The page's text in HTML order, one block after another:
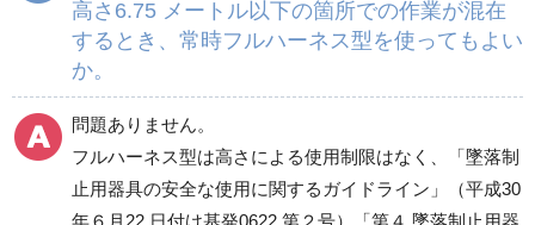
高さ6.75 メートル以下の箇所での作業が混在
するとき、常時フルハーネス型を使ってもよい
か。
問題ありません。
フルハーネス型は高さによる使用制限はなく、「墜落制
止用器具の安全な使用に関するガイドライン」（平成30
年６月22 日付け基発0622 第２号）「第４ 墜落制止用器